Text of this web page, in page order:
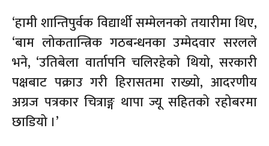
‘हामी शान्तिपुर्वक विद्यार्थी सम्मेलनको तयारीमा थिए,
‘बाम लोकतान्त्रिक गठबन्धनका उम्मेदवार सरलले
भने, ‘उतिबेला वार्तापनि चलिरहेको थियो, सरकारी
पक्षबाट पक्राउ गरी हिरासतमा राख्यो, आदरणीय
अग्रज पत्रकार चित्राङ्ग थापा ज्यू सहितको रहोबरमा
छाडियो ।’